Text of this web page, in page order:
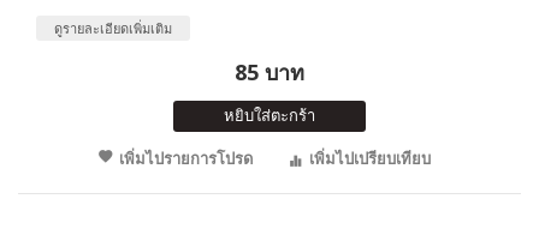
ดูรายละเอียดเพิ่มเติม
85 บาท
หยิบใส่ตะกร้า
เพิ่มไปรายการโปรด
เพิ่มไปเปรียบเทียบ